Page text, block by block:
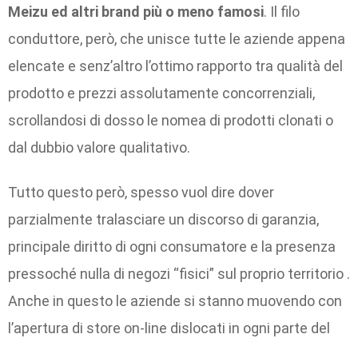
Meizu ed altri brand più o meno famosi. Il filo
conduttore, però, che unisce tutte le aziende appena
elencate e senz’altro l’ottimo rapporto tra qualità del
prodotto e prezzi assolutamente concorrenziali,
scrollandosi di dosso le nomea di prodotti clonati o
dal dubbio valore qualitativo.
Tutto questo però, spesso vuol dire dover
parzialmente tralasciare un discorso di garanzia,
principale diritto di ogni consumatore e la presenza
pressoché nulla di negozi “fisici” sul proprio territorio .
Anche in questo le aziende si stanno muovendo con
l’apertura di store on-line dislocati in ogni parte del